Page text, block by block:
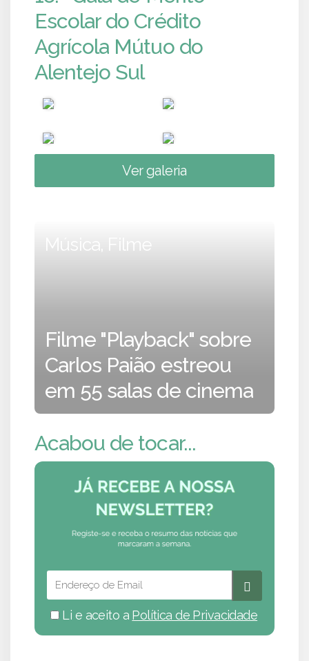
Escolar do Crédito
Agrícola Mútuo do
Alentejo Sul
Ver galeria
Música, Filme
Filme "Playback" sobre
Carlos Paião estreou
em 55 salas de cinema
Acabou de tocar...
Li e aceito a Política de Privacidade